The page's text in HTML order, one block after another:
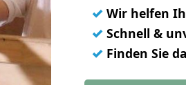
✓ Wir helfen
✓ Schnell &
✓ Finden Sie